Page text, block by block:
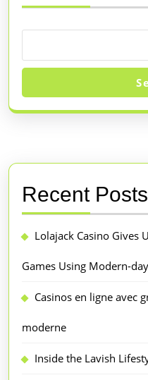
Recent Posts
Lolajack Casino Gives
Games Using Modern-
Casinos en ligne avec
moderne
Inside the Lavish